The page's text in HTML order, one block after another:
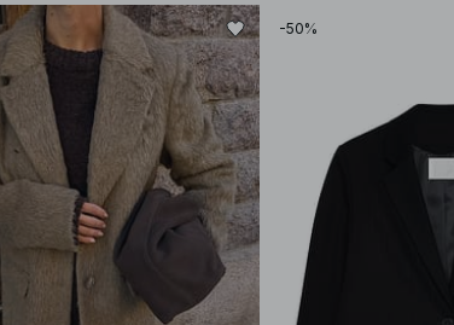
-50%